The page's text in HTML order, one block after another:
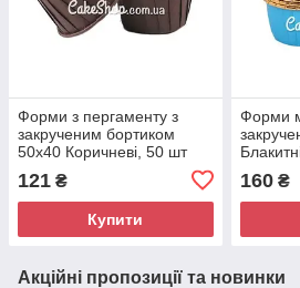
Форми з пергаменту з
закрученим бортиком
50х40 Коричневі, 50 шт
121 ₴
Купити
Форми
160₴
Акційні пропозиції та новинки